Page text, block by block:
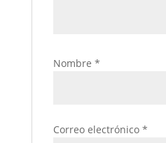
Nombre *
Correo electrónico *